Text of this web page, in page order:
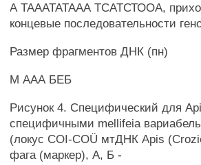
А ТАААТАТААА ТСАТСТООА,
концевые последовательности
Размер фрагментов ДНК (пн)
M ААА БЕБ
Рисунок 4. Специфический для
специфичными mellifeia
(локус COI-COÜ мтДНК Apis
фага (маркер), А, Б -